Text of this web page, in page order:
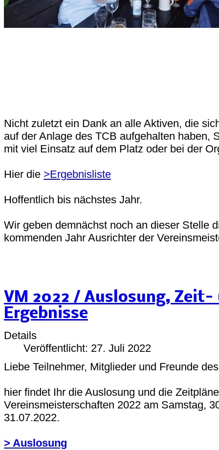
Nicht zuletzt ein Dank an alle Aktiven, die
auf der Anlage des TCB aufgehalten haben,
mit viel Einsatz auf dem Platz oder bei der
Hier die >Ergebnisliste
Hoffentlich bis nächstes Jahr.
Wir geben demnächst noch an dieser Stelle
kommenden Jahr Ausrichter der
VM 2022 / Auslosung, Zeit-
Ergebnisse
Details
Veröffentlicht: 27. Juli 2022
Liebe Teilnehmer, Mitglieder und Freunde
hier findet Ihr die Auslosung und die
Vereinsmeisterschaften 2022 am Samstag,
31.07.2022.
> Auslosung